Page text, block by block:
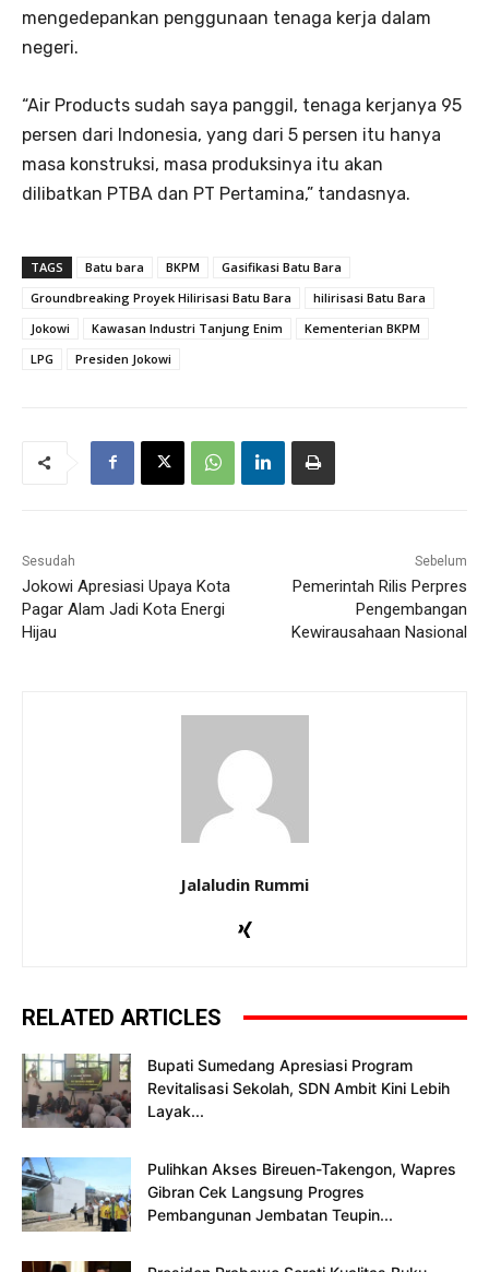
mengedepankan penggunaan tenaga kerja dalam
negeri.
“Air Products sudah saya panggil, tenaga kerjanya 95
persen dari Indonesia, yang dari 5 persen itu hanya
masa konstruksi, masa produksinya itu akan
dilibatkan PTBA dan PT Pertamina,” tandasnya.
TAGS Batu bara BKPM
Gasifikasi Batu Bara
Groundbreaking Proyek Hilirisasi Batu Bara
hilirisasi Batu Bara
Jokowi
Kawasan Industri Tanjung Enim
Kementerian BKPM
LPG
Presiden Jokowi
Sesudah
Jokowi Apresiasi Upaya Kota
Pagar Alam Jadi Kota Energi
Hijau
Sebelum
Pemerintah Rilis Perpres
Pengembangan
Kewirausahaan Nasional
Jalaludin Rummi
RELATED ARTICLES
Bupati Sumedang Apresiasi Program
Revitalisasi Sekolah, SDN Ambit Kini Lebih
Layak...
Pulihkan Akses Bireuen-Takengon, Wapres
Gibran Cek Langsung Progres
Pembangunan Jembatan Teupin...